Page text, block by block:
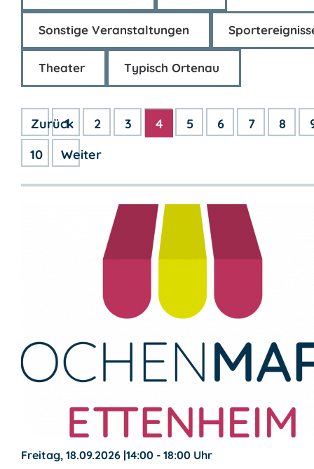
Sonstige Veranstaltungen
Theater Typisch Ortenau
Zurück
1 2 3 4 5 6 7 8
10
Weiter
Freitag, 18.09.2026 |14:00 - 18:00 Uhr